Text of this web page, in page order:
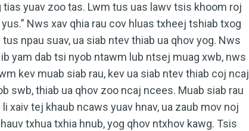
yuav zoo tas. Lwm tus uas lawv tsis khoom roj
Nws xav qhia rau cov hluas txheej tshiab txog
npau suav, ua siab ntev thiab ua qhov yog. Nws
yam dab tsi nyob ntawm lub ntsej muag xwb, nws
kev muab siab rau, kev ua siab ntev thiab coj ncaj
swb, thiab ua qhov zoo ncaj ncees. Muab siab rau
xaiv tej khaub ncaws yuav hnav, ua zaub mov noj
txhua txhia hnub, yog qhov ntxhov kawg. Tsis